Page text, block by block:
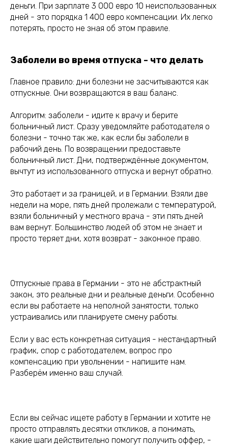
деньги. При зарплате 3 000 евро 10 неиспользованных
дней - это порядка 1 400 евро компенсации. Их легко
потерять, просто не зная об этом правиле.
Заболели во время отпуска - что делать
Главное правило: дни болезни не засчитываются как
отпускные. Они возвращаются в ваш баланс.
Алгоритм: заболели - идите к врачу и берите
больничный лист. Сразу уведомляйте работодателя о
болезни - точно так же, как если бы заболели в
рабочий день. По возвращении предоставьте
больничный лист. Дни, подтверждённые документом,
вычтут из использованного отпуска и вернут обратно.
Это работает и за границей, и в Германии. Взяли две
недели на море, пять дней пролежали с температурой,
взяли больничный у местного врача - эти пять дней
вам вернут. Большинство людей об этом не знает и
просто теряет дни, хотя возврат - законное право.
Отпускные права в Германии - это не абстрактный
закон, это реальные дни и реальные деньги. Особенно
если вы работаете на неполной занятости, только
устраивались или планируете смену работы.
Если у вас есть конкретная ситуация - нестандартный
график, спор с работодателем, вопрос про
компенсацию при увольнении - напишите нам.
Разберём именно ваш случай.
Если вы сейчас ищете работу в Германии и хотите не
просто отправлять десятки откликов, а понимать,
какие шаги действительно помогут получить оффер, -